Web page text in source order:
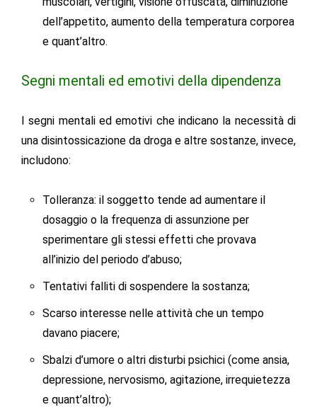
dell’appetito, aumento della temperatura corporea
e quant’altro.
Segni mentali ed emotivi della dipendenza
I segni mentali ed emotivi che indicano la necessità di
una disintossicazione da droga e altre sostanze, invece,
includono:
Tolleranza: il soggetto tende ad aumentare il
dosaggio o la frequenza di assunzione per
sperimentare gli stessi effetti che provava
all’inizio del periodo d’abuso;
Tentativi falliti di sospendere la sostanza;
Scarso interesse nelle attività che un tempo
davano piacere;
Sbalzi d’umore o altri disturbi psichici (come ansia,
depressione, nervosismo, agitazione, irrequietezza
e quant’altro);